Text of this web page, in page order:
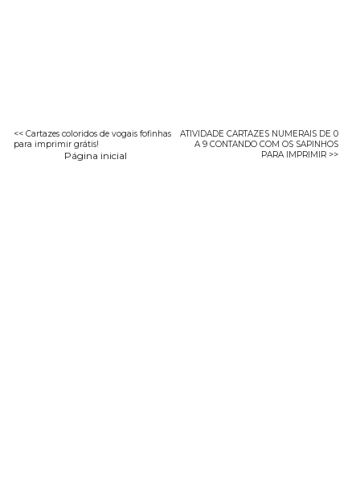
<< Cartazes coloridos de vogais fofinhas
para imprimir grátis!
ATIVIDADE CARTAZES NUMERAIS DE 0
A 9 CONTANDO COM OS SAPINHOS
PARA IMPRIMIR >>
Página inicial